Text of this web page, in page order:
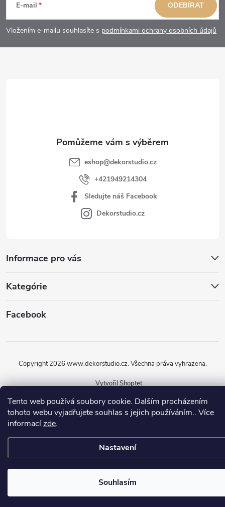
Tento web používá soubory cookie. Dalším procházením
tohoto webu vyjadřujete souhlas s jejich používáním.. Více
informacízde.
Nastavení
Souhlasím
p
a
E-mail
Vložením e-mailu souhlasíte s podmínkami ochrany osobních údajů
ODEBÍRAT
Informace pro vás
Kategórie
Facebook
eshop@dekorstudio.cz
+421949214304
Sledujte náš Facebook
Dekorstudio.cz
Vytvořil Shoptet
Copyright 2026 www.dekorstudio.cz. Všechna práva vyhrazena.